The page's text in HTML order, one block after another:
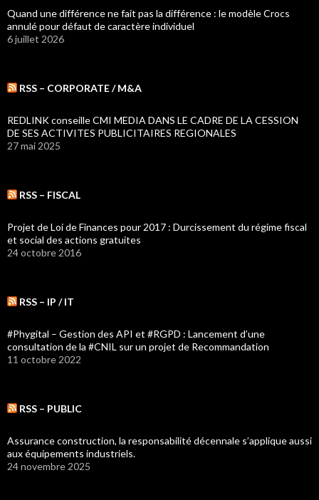
Quand une différence ne fait pas la différence : le modèle Crocs
annulé pour défaut de caractère individuel
6 juillet 2026
RSS – CORPORATE / M&A
REDLINK conseille CMI MEDIA DANS LE CADRE DE LA CESSION
DE SES ACTIVITES PUBLICITAIRES REGIONALES
27 mai 2025
RSS – FISCAL
Projet de Loi de Finances pour 2017 : Durcissement du régime fiscal
et social des actions gratuites
24 octobre 2016
RSS – IP / IT
#Phygital – Gestion des API et #RGPD : Lancement d’une
consultation de la #CNIL sur un projet de Recommandation
11 octobre 2022
RSS – PUBLIC
Assurance construction, la responsabilité décennale s’applique aussi
aux équipements industriels.
24 novembre 2025